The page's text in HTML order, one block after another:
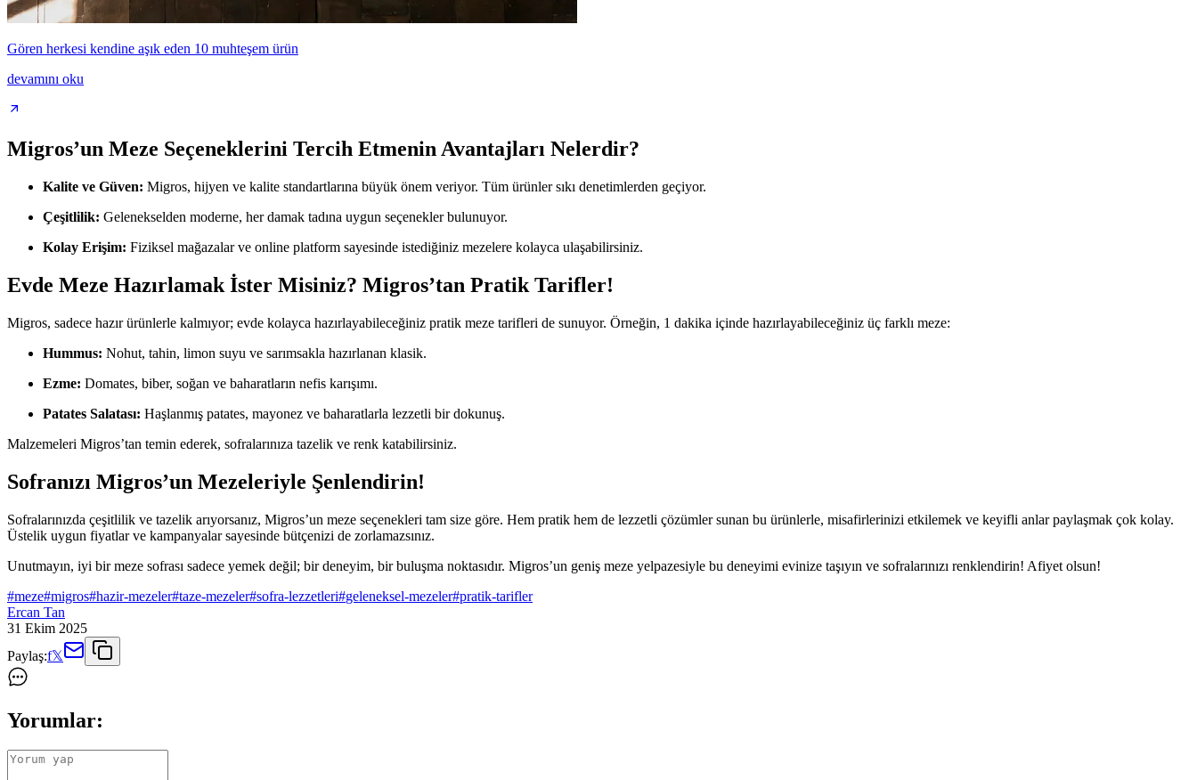
Gören herkesi kendine aşık eden 10 muhteşem ürün
devamını oku
Migros’un Meze Seçeneklerini Tercih Etmenin Avantajları Nelerdir?
Kalite ve Güven: Migros, hijyen ve kalite standartlarına büyük önem veriyor. Tüm ürünler sıkı denetimlerden geçiyor.
Çeşitlilik: Gelenekselden moderne, her damak tadına uygun seçenekler bulunuyor.
Kolay Erişim: Fiziksel mağazalar ve online platform sayesinde istediğiniz mezelere kolayca ulaşabilirsiniz.
Evde Meze Hazırlamak İster Misiniz? Migros’tan Pratik Tarifler!
Migros, sadece hazır ürünlerle kalmıyor; evde kolayca hazırlayabileceğiniz pratik meze tarifleri de sunuyor. Örneğin, 1 dakika içinde hazırlayabileceğiniz üç farklı meze:
Hummus: Nohut, tahin, limon suyu ve sarımsakla hazırlanan klasik.
Ezme: Domates, biber, soğan ve baharatların nefis karışımı.
Patates Salatası: Haşlanmış patates, mayonez ve baharatlarla lezzetli bir dokunuş.
Malzemeleri Migros’tan temin ederek, sofralarınıza tazelik ve renk katabilirsiniz.
Sofranızı Migros’un Mezeleriyle Şenlendirin!
Sofralarınızda çeşitlilik ve tazelik arıyorsanız, Migros’un meze seçenekleri tam size göre. Hem pratik hem de lezzetli çözümler sunan bu ürünlerle, misafirlerinizi etkilemek ve keyifli anlar paylaşmak çok kolay.
Üstelik uygun fiyatlar ve kampanyalar sayesinde bütçenizi de zorlamazsınız.
Unutmayın, iyi bir meze sofrası sadece yemek değil; bir deneyim, bir buluşma noktasıdır. Migros’un geniş meze yelpazesiyle bu deneyimi evinize taşıyın ve sofralarınızı renklendirin! Afiyet olsun!
#meze#migros#hazir-mezeler#taze-mezeler#sofra-lezzetleri#geleneksel-mezeler#pratik-tarifler
Ercan Tan
31 Ekim 2025
Paylaş:f𝕏
Yorumlar: